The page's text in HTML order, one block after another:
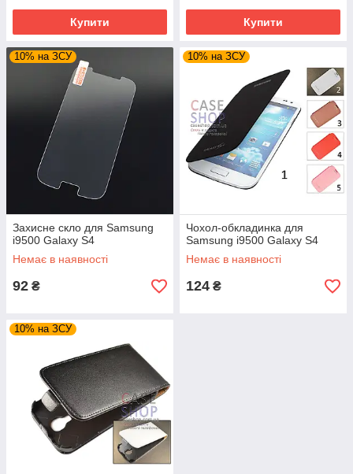
Купити Купити
10% на ЗСУ
Захисне скло для Samsung
i9500 Galaxy S4
Немає в наявності
92 ₴
10% на ЗСУ
Чохол-обкладинка для
Samsung i9500 Galaxy S4
Немає в наявності
124 ₴
10% на ЗСУ